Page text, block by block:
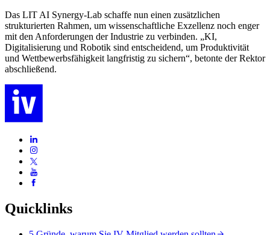
Das LIT AI Synergy-Lab schaffe nun einen zusätzlichen
strukturierten Rahmen, um wissenschaftliche Exzellenz noch enger
mit den Anforderungen der Industrie zu verbinden. „KI,
Digitalisierung und Robotik sind entscheidend, um Produktivität
und Wettbewerbsfähigkeit langfristig zu sichern“, betonte der Rektor
abschließend.
Quicklinks